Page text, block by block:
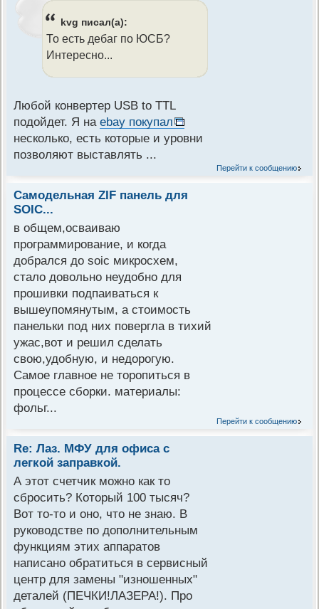
kvg писал(а):
То есть дебаг по ЮСБ?
Интересно...
Любой конвертер USB to TTL
подойдет. Я на ebay покупал
несколько, есть которые и уровни
позволяют выставлять ...
Перейти к сообщению
Самодельная ZIF панель для
SOIC...
в общем,осваиваю
программирование, и когда
добрался до soic микросхем,
стало довольно неудобно для
прошивки подпаиваться к
вышеупомянутым, а стоимость
панельки под них повергла в тихий
ужас,вот и решил сделать
свою,удобную, и недорогую.
Самое главное не торопиться в
процессе сборки. материалы:
фольг...
Перейти к сообщению
Re: Лаз. МФУ для офиса с
легкой заправкой.
А этот счетчик можно как то
сбросить? Который 100 тысяч?
Вот то-то и оно, что не знаю. В
руководстве по дополнительным
функциям этих аппаратов
написано обратиться в сервисный
центр для замены "изношенных"
деталей (ПЕЧКИ!ЛАЗЕРА!). Про